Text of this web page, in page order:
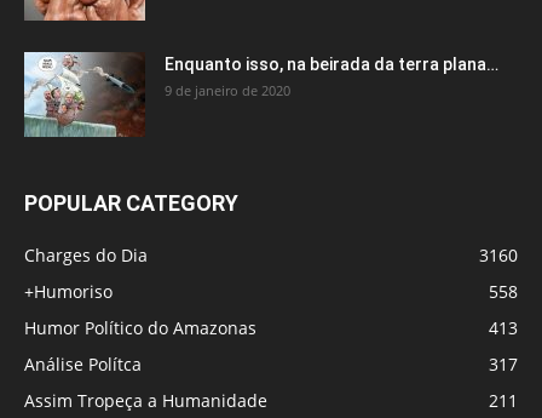
Enquanto isso, na beirada da terra plana…
9 de janeiro de 2020
POPULAR CATEGORY
Charges do Dia
3160
+Humoriso
558
Humor Político do Amazonas
413
Análise Polítca
317
Assim Tropeça a Humanidade
211